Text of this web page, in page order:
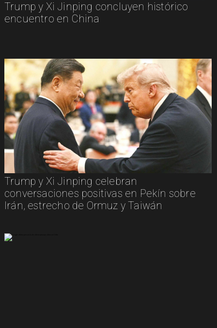
Trump y Xi Jinping concluyen histórico
encuentro en China
Trump y Xi Jinping celebran
conversaciones positivas en Pekín sobre
Irán, estrecho de Ormuz y Taiwán